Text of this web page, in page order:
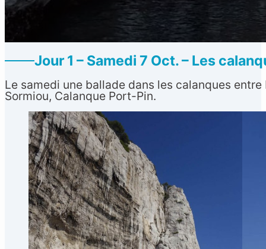
Jour 1 – Samedi 7 Oct. – Les
Le samedi une ballade dans les calanques
Sormiou, Calanque Port-Pin.